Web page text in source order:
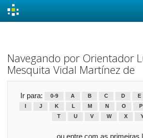
Navegando por Orientador
Mesquita Vidal Martínez de
Ir para: 0-9 A B C D E
J K L M N O P
T
U V W X
ou entre com as primeiras